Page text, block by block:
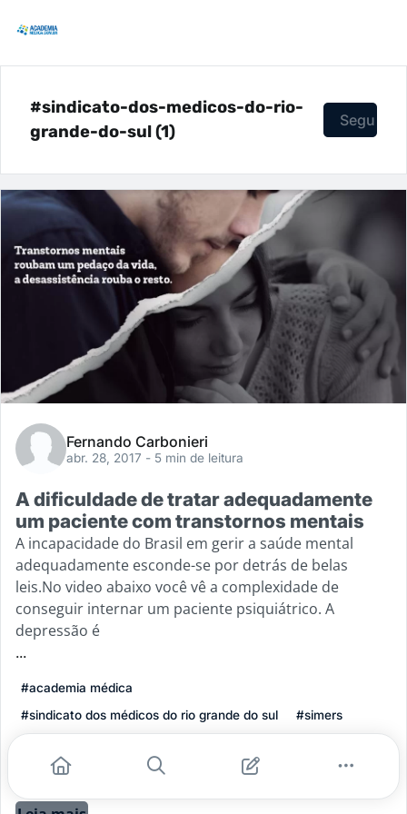
#sindicato-dos-medicos-do-rio-
grande-do-sul (1)
Seguir
Fernando Carbonieri
abr. 28, 2017 - 5 min de leitura
A dificuldade de tratar adequadamente
um paciente com transtornos mentais
A incapacidade do Brasil em gerir a saúde mental
adequadamente esconde-se por detrás de belas
leis.No video abaixo você vê a complexidade de
conseguir internar um paciente psiquiátrico. A
depressão é
...
#academia médica
#sindicato dos médicos do rio grande do sul
#simers
#parábola do espantalho